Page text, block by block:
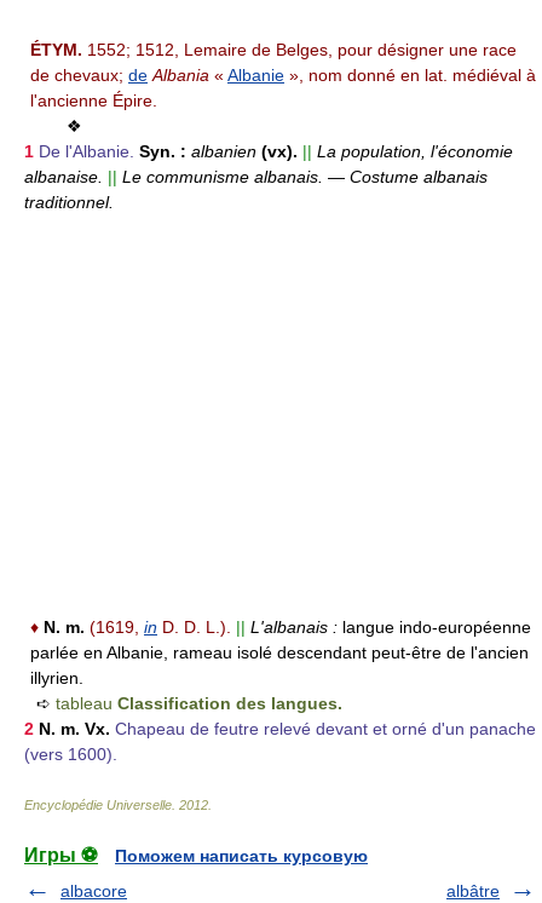
ÉTYM. 1552; 1512, Lemaire de Belges, pour désigner une race
de chevaux; de Albania « Albanie », nom donné en lat. médiéval à
l'ancienne Épire.
❖
1 De l'Albanie. Syn. : albanien (vx). || La population, l'économie
albanaise. || Le communisme albanais. — Costume albanais
traditionnel.
♦ N. m. (1619, in D. D. L.). || L'albanais : langue indo-européenne
parlée en Albanie, rameau isolé descendant peut-être de l'ancien
illyrien.
➪ tableau Classification des langues.
2 N. m. Vx. Chapeau de feutre relevé devant et orné d'un panache
(vers 1600).
Encyclopédie Universelle 2012
Игры ⚽
Поможем написать курсовую
albacore
albâtre